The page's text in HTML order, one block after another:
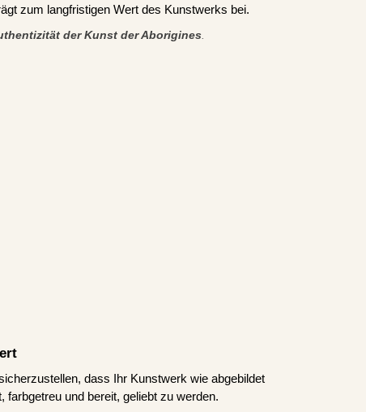
zum langfristigen Wert des Kunstwerks bei.
der Kunst der Aborigines.
dass Ihr Kunstwerk wie abgebildet
und bereit, geliebt zu werden.